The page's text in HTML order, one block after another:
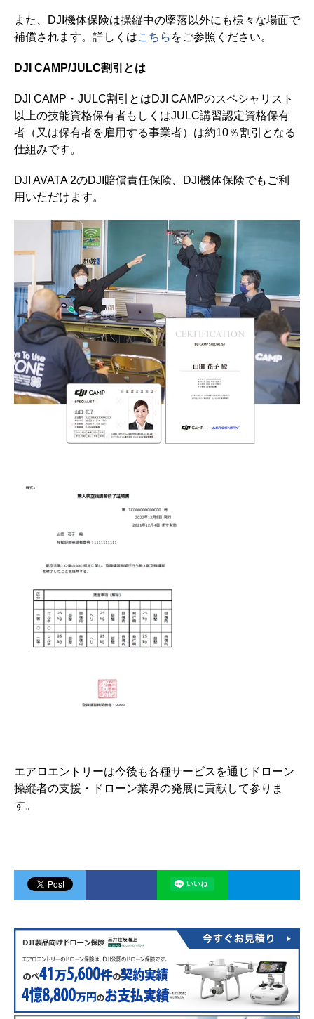
また、DJI機体保険は操縦中の墜落以外にも様々な場面で
補償されます。詳しくはこちら をご参照ください。
DJI CAMP/JULC割引とは
DJI CAMP・JULC割引とはDJI CAMPのスペシャリスト
以上の技能資格保有者もしくはJULC講習認定資格保有
者（又は保有者を雇用する事業者）は約10％割引となる
仕組みです。
DJI AVATA 2のDJI賠償責任保険、DJI機体保険でもご利
用いただけます。
エアロエントリーは今後も各種サービスを通じドローン
操縦者の支援・ドローン業界の発展に貢献して参りま
す。